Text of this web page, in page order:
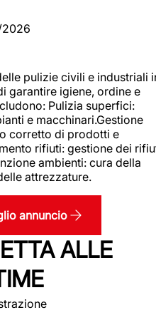
pulizie civili e industriali
garantire igiene, ordine e
Pulizia superfici:
e macchinari.Gestione
corretto di prodotti e
rifiuti: gestione dei
ambienti: cura della
attrezzature.
annuncio
ALLE